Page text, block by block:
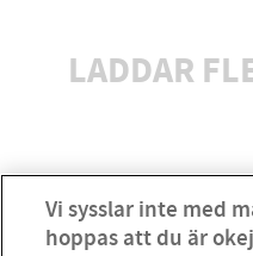
LADDAR
Vi sysslar inte med
hoppas att du är